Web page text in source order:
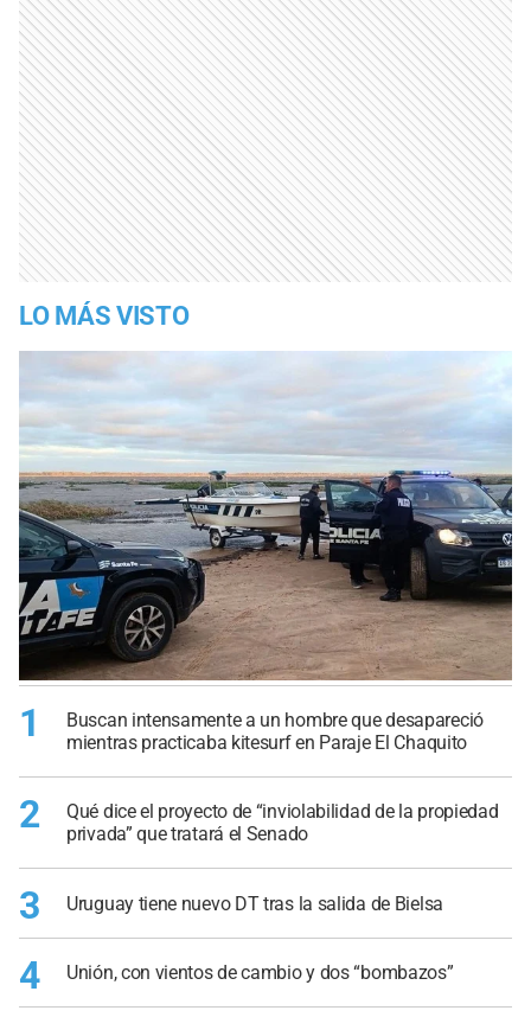
LO MÁS VISTO
1
Buscan intensamente a un hombre que desapareció
mientras practicaba kitesurf en Paraje El Chaquito
2
Qué dice el proyecto de “inviolabilidad de la propiedad
privada” que tratará el Senado
3 Uruguay tiene nuevo DT tras la salida de Bielsa
4 Unión, con vientos de cambio y dos “bombazos”